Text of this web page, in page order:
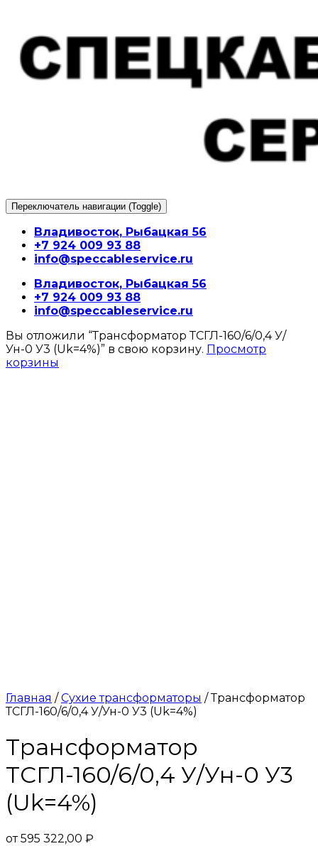
содержимому
Переключатель навигации (Toggle)
Владивосток, Рыбацкая 56
+7 924 009 93 88
info@speccableservice.ru
Владивосток, Рыбацкая 56
+7 924 009 93 88
info@speccableservice.ru
Вы отложили “Трансформатор ТСГЛ-160/6/0,4 У/
Ун-0 У3 (Uk=4%)” в свою корзину. Просмотр
корзины
Главная /Сухие трансформаторы / Трансформатор
ТСГЛ-160/6/0,4 У/Ун-0 У3 (Uk=4%)
Трансформатор
ТСГЛ-160/6/0,4 У/Ун-0 У3
(Uk=4%)
от595 322,00 ₽